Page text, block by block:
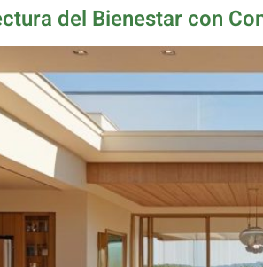
del Bienestar con